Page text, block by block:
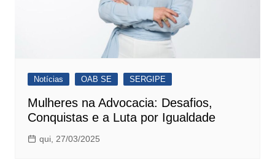
Notícias OAB SE SERGIPE
Mulheres na Advocacia: Desafios,
Conquistas e a Luta por Igualdade
qui, 27/03/2025